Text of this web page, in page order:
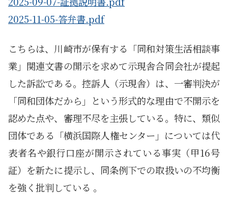
2025-11-05-答弁書.pdf
こちらは、川崎市が保有する「同和対策生活相談事
業」関連文書の開示を求めて示現舎合同会社が提起
した訴訟である。控訴人（示現舎）は、一審判決が
「同和団体だから」という形式的な理由で不開示を
認めた点や、審理不尽を主張している。特に、類似
団体である「横浜国際人権センター」については代
表者名や銀行口座が開示されている事実（甲16号
証）を新たに提示し、同条例下での取扱いの不均衡
を強く批判している 。